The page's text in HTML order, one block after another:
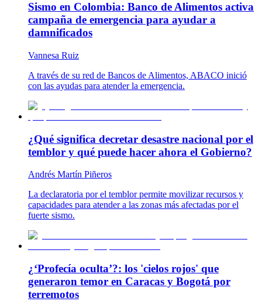
Sismo en Colombia: Banco de Alimentos activa
campaña de emergencia para ayudar a
damnificados
Vannesa Ruiz
A través de su red de Bancos de Alimentos, ABACO inició
con las ayudas para atender la emergencia.
¿Qué significa decretar desastre nacional por el
temblor y qué puede hacer ahora el Gobierno?
Andrés Martín Piñeros
La declaratoria por el temblor permite movilizar recursos y
capacidades para atender a las zonas más afectadas por el
fuerte sismo.
¿‘Profecía oculta’?: los 'cielos rojos' que
generaron temor en Caracas y Bogotá por
terremotos